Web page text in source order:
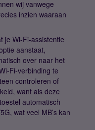
wij vanwege
inzien waaraan
je Wi-Fi-assistentie
aanstaat,
over naar het
Fi-verbinding te
controleren of
want als deze
automatisch
wat veel MB’s kan